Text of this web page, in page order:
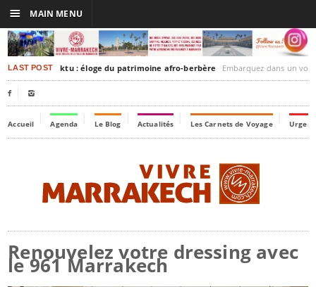
LAST POSTTimbuktu : éloge du patrimoine afro-berbère Embarquez dans un voyage culturel dans le
 
Accueil Agenda Le Blog Actualités Les Carnets de Voyage
Renouvelez votre dressing avec
le 961 Marrakech
☰ MAIN MENU